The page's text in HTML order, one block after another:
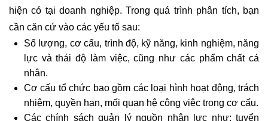
hiện có tại doanh nghiệp. Trong quá trình phân tích, bạn
cần căn cứ vào các yếu tố sau:
Số lượng, cơ cấu, trình độ, kỹ năng, kinh nghiệm, năng
lực và thái độ làm việc, cũng như các phẩm chất cá
nhân.
Cơ cấu tổ chức bao gồm các loại hình hoạt động, trách
nhiệm, quyền hạn, mối quan hệ công việc trong cơ cấu.
Các chính sách quản lý nguồn nhân lực như: tuyển